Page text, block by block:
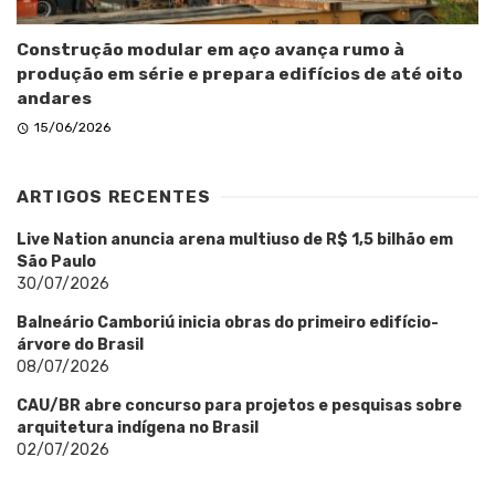
Construção modular em aço avança rumo à
produção em série e prepara edifícios de até oito
andares
15/06/2026
ARTIGOS RECENTES
Live Nation anuncia arena multiuso de R$ 1,5 bilhão em
São Paulo
30/07/2026
Balneário Camboriú inicia obras do primeiro edifício-
árvore do Brasil
08/07/2026
CAU/BR abre concurso para projetos e pesquisas sobre
arquitetura indígena no Brasil
02/07/2026